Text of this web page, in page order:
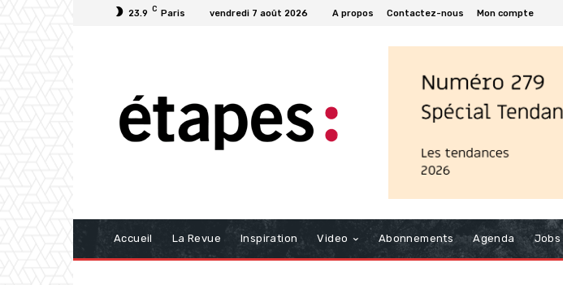
23.9 C Paris vendredi 7 août 2026 A propos Contactez-nous Mon compte
Accueil La Revue Inspiration Video Abonnements Agenda Jobs